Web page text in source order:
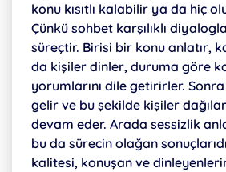
konu kısıtlı kalabilir ya da hiç
Çünkü sohbet​​ karşılıklı
süreçtir. Birisi bir konu anlatır,
da kişiler dinler, duruma göre
yorumlarını dile getirirler.
gelir ve bu şekilde kişiler
devam eder. Arada sessizlik
bu da sürecin olağan
kalitesi, konuşan ve